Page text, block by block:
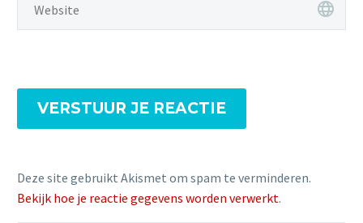
VERSTUUR JE REACTIE
Deze site gebruikt Akismet om spam te verminderen.
Bekijk hoe je reactie gegevens worden verwerkt.